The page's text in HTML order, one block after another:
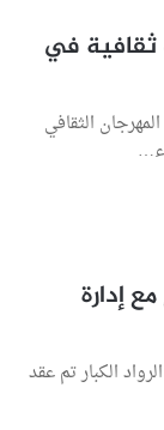
ثقافية في
الثقافي
إدارة
الكبار تم عقد